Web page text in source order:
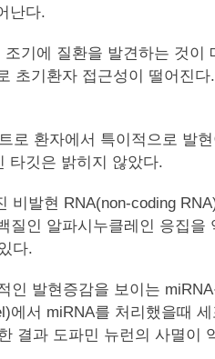
난다.
기에 질환을 발견하는 것
초기환자 접근성이 떨어진
로 환자에서 특이적으로
타깃은 밝히지 않았다.
비발현 RNA(non-coding
인 알파시누클레인 응집
다.
발현증감을 보이는
서 miRNA를 처리했을때
결과 도파민 뉴런의 사멸이